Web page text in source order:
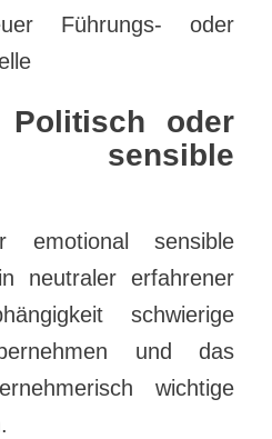
Führungs- oder
oder
sensible
emotional sensible
neutraler erfahrener
schwierige
und das
wichtige